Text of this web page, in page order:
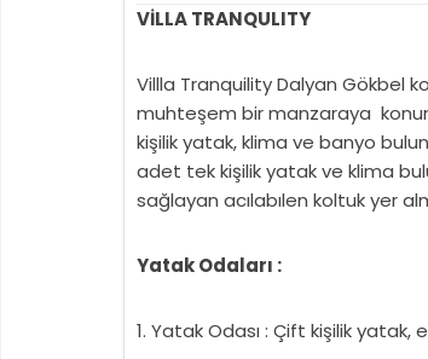
VİLLA TRANQULITY
Villla Tranquility Dalyan Gökbel
muhteşem bir manzaraya
kişilik yatak, klima ve banyo
adet tek kişilik yatak ve klima
sağlayan acılabılen koltuk yer
Yatak Odaları :
1. Yatak Odası : Çift kişilik yatak,